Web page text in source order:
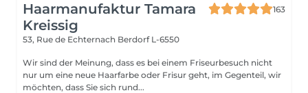
Haarmanufaktur Tamara
Kreissig
163
53, Rue de Echternach Berdorf L-6550
Wir sind der Meinung, dass es bei einem Friseurbesuch nicht
nur um eine neue Haarfarbe oder Frisur geht, im Gegenteil, wir
möchten, dass Sie sich rund...